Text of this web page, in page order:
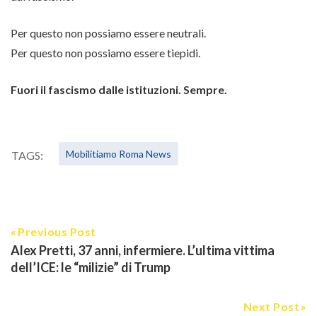
Per questo non possiamo essere neutrali.
Per questo non possiamo essere tiepidi.
Fuori il fascismo dalle istituzioni. Sempre.
TAGS: Mobilitiamo Roma News
Previous Post
Alex Pretti, 37 anni, infermiere. L’ultima vittima
dell’ICE: le “milizie” di Trump
Next Post